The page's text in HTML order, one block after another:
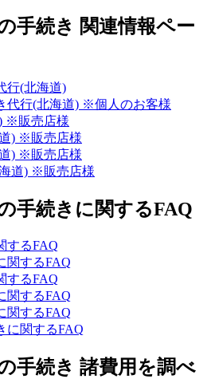
手続き 関連情報ペー
行(北海道)
※販売店様
) ※販売店様
手続きに関するFAQ
するFAQ
するFAQ
関するFAQ
手続き 諸費用を調べ